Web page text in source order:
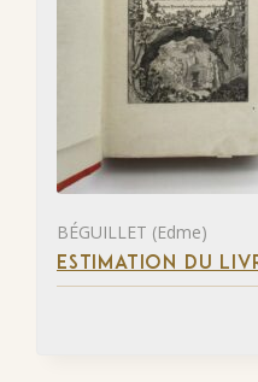
BÉGUILLET (Edme)
ESTIMATION DU